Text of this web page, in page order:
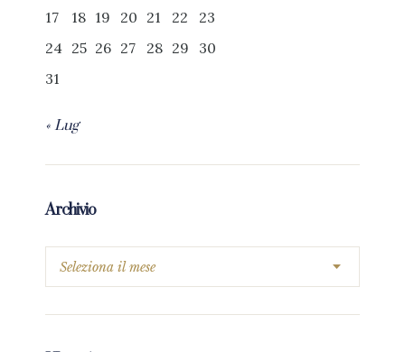
17
18 19 20 21 22
23
24 25 26 27 28 29
30
31
« Lug
Archivio